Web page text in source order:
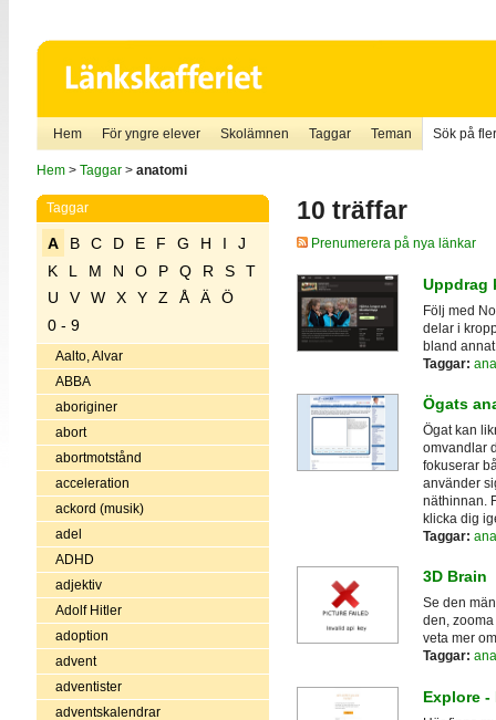
Hem För yngre elever Skolämnen Taggar Teman Sök på
Hem> Taggar> anatomi
Taggar
A B C D E F G H I
J
K
L M N O P Q R S
T
U
V W X Y Z Å Ä
Ö
0 - 9
Aalto, Alvar
ABBA
aboriginer
abort
abortmotstånd
acceleration
ackord (musik)
adel
ADHD
adjektiv
Adolf Hitler
adoption
advent
adventister
adventskalendrar
10 träffar
Prenumerera på nya länkar
Uppdrag
Följ med
delar i
bland
Taggar:
Ögats
Ögat kan
omvandlar
fokuserar
använder
näthinnan.
klicka dig
Taggar:
3D Brain
Se den
den,
veta mer
Taggar:
Explore -